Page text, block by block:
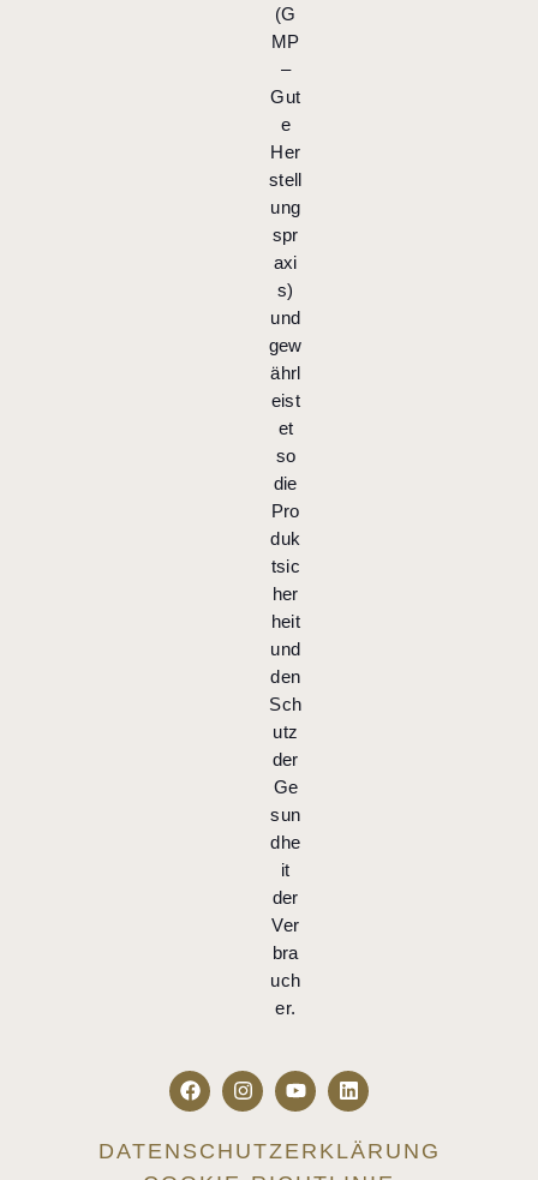
(G
MP
–
Gut
e
Her
stell
ung
spr
axi
s)
und
gew
ährl
eist
et
so
die
Pro
duk
tsic
her
heit
und
den
Sch
utz
der
Ge
sun
dhe
it
der
Ver
bra
uch
er.
DATENSCHUTZERKLÄRUNG